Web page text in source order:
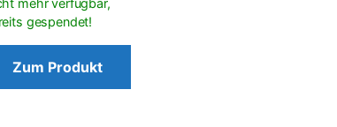
Zum Produkt